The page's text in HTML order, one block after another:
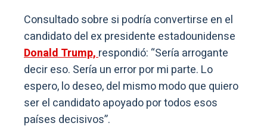
Consultado sobre si podría convertirse en el
candidato del ex presidente estadounidense
Donald Trump,respondió: “Sería arrogante
decir eso. Sería un error por mi parte. Lo
espero, lo deseo, del mismo modo que quiero
ser el candidato apoyado por todos esos
países decisivos”.